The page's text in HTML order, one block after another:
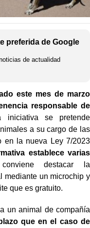
preferida de Google
de actualidad
este mes de marzo
responsable de
iniciativa se pretende
a su cargo de las
en la nueva Ley 7/2023
establece varias
destacar la
mediante un microchip y
que es gratuito.
un animal de compañía
que en el caso de